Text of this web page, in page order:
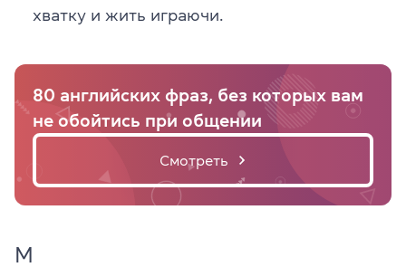
хватку и жить играючи.
80 английских фраз, без которых вам
не обойтись при общении
Смотреть
M